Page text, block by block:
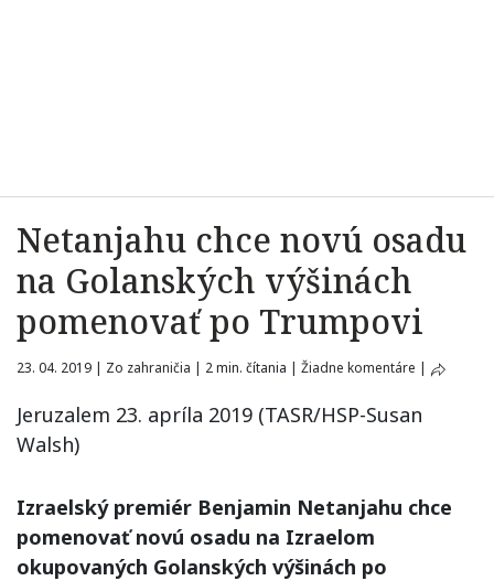
Netanjahu chce novú osadu
na Golanských výšinách
pomenovať po Trumpovi
23. 04. 2019 | Zo zahraničia | 2 min. čítania | Žiadne komentáre |
Jeruzalem 23. apríla 2019 (TASR/HSP-Susan
Walsh)
Izraelský premiér Benjamin Netanjahu chce
pomenovať novú osadu na Izraelom
okupovaných Golanských výšinách po